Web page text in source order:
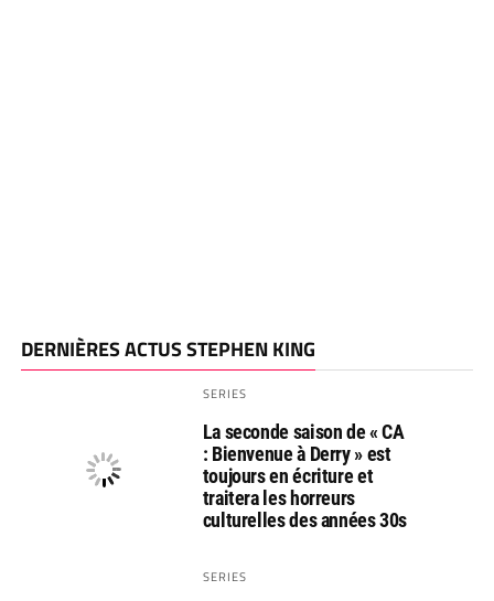
DERNIÈRES ACTUS STEPHEN KING
SERIES
La seconde saison de « CA
: Bienvenue à Derry » est
toujours en écriture et
traitera les horreurs
culturelles des années 30s
SERIES